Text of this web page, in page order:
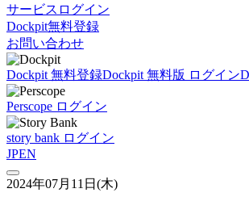
サービスログイン
Dockpit無料登録
お問い合わせ
Dockpit 無料登録Dockpit 無料版 ログイン
Perscope ログイン
story bank ログイン
JPEN
2024年07月11日(木)